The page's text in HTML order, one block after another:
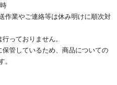
作業やご連絡等は休み明けに順次対
っておりません。
管しているため、商品についての